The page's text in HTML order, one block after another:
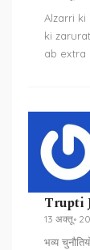
Alzarri
ki
ab extra
Trupti
13 अक्तू॰
भव्य